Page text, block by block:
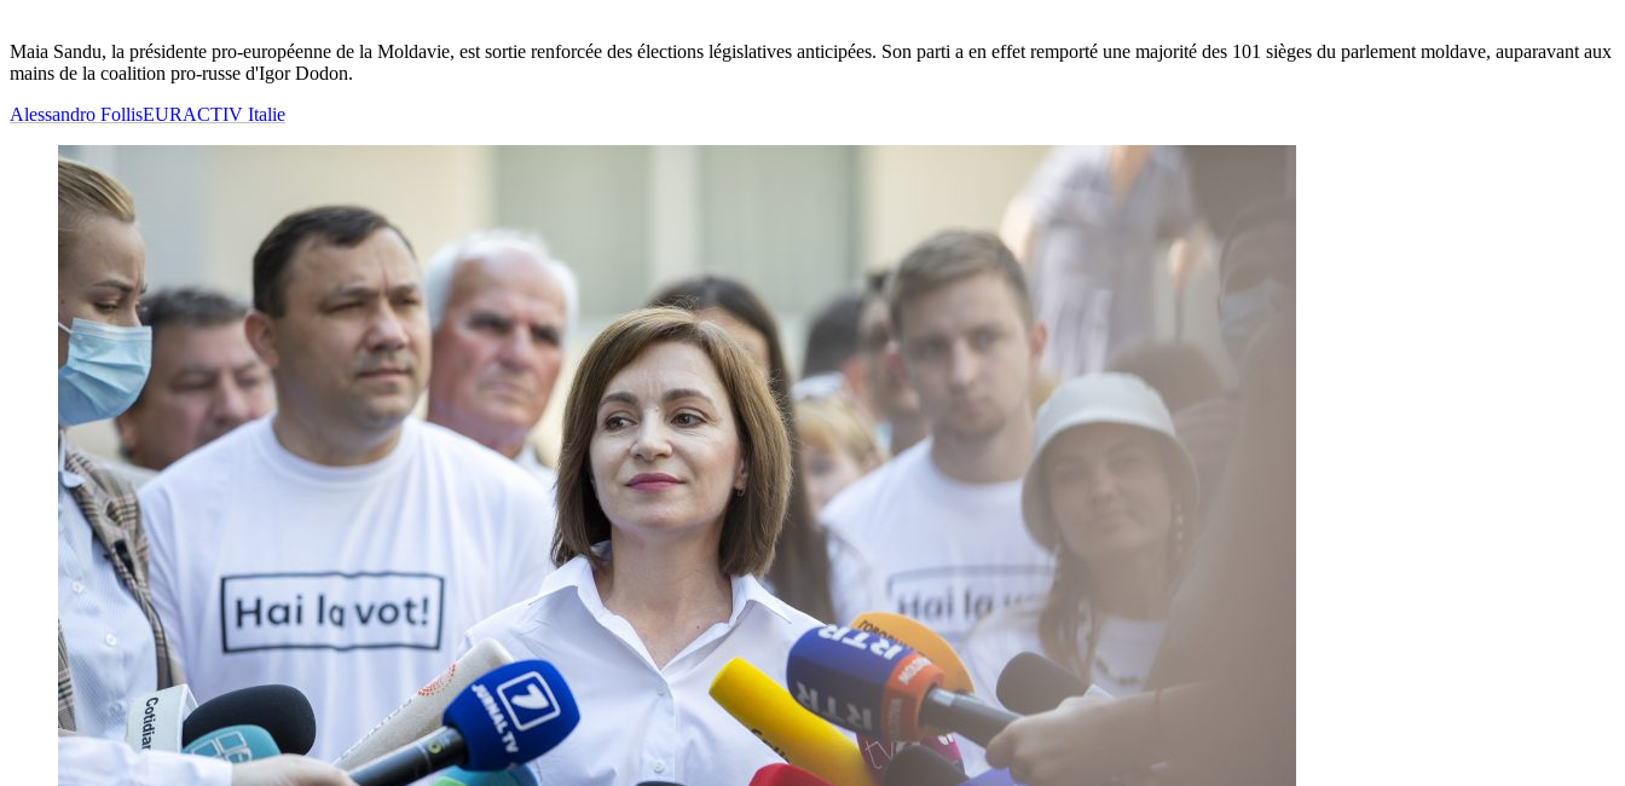
Maia Sandu, la présidente pro-européenne de la Moldavie, est sortie renforcée des élections législatives anticipées. Son parti a en effet remporté une majorité des 101 sièges du parlement moldave, auparavant aux
mains de la coalition pro-russe d'Igor Dodon.
Alessandro FollisEURACTIV Italie